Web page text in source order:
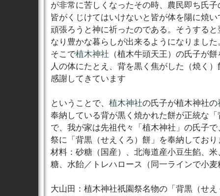
が非常に苦しくなったその時、農民即ち氏
皆がくじけてはいけないと皆が体を陽に焼
頑張ろうと神に祈ったのである。そうする
なり豊かな暮らしが出来るようになりました
そこで植木神社 （植木牛頭天王）の氏子が
人の体にたとえ、背を黒く焦がした（焼く
感謝してきています
ということで、 植木神社の氏子が植木神社の
奉納している背が黒く焼かれた餅が正統な
で、我が家は先祖代々「植木神社」の氏子
祭に「背黒（せえくろ）餅」を奉納しており
材料：砂糖（国産）、北海道産小豆生餡、
糖、水飴／トレハロース（同一ラインで小麦
大山田：植木神社祇園祭名物の「背黒（せ